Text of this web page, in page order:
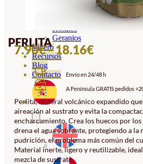
Ornamentales
Rosales
Geranios
Vivero
Recursos
Blog
Contacto
PERLITA
7.90€-18.16€RANGO
PRECIOS:
DESDE
7.90€
HASTA
18.16€
Envío en 24/48 h
A Península GRATIS pedidos
Perlita, mineral volcánico expandido
aireación al sustrato y evita la
encharcamiento. Crea los huecos por
drena el agua sobrante, protegiendo a la
pudrición, el problema más común del
Material inerte, ligero y reutilizable,
mezcla de sustrato.